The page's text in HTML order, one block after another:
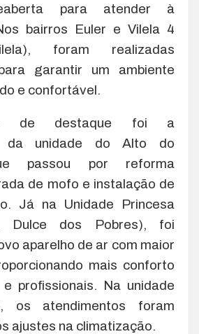
para atender à
bairros Euler e Vilela 4
foram realizadas
garantir um ambiente
e confortável.
de destaque foi a
da unidade do Alto do
passou por reforma
de mofo e instalação de
Já na Unidade Princesa
Dulce dos Pobres), foi
aparelho de ar com maior
mais conforto
profissionais. Na unidade
os atendimentos foram
ajustes na climatização.